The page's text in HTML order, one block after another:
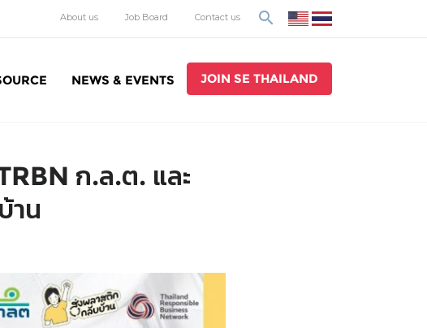
About us Job Board Contact us search
NEWS & EVENTS JOIN SE THAILAND
ก.ล.ต. และ
าน